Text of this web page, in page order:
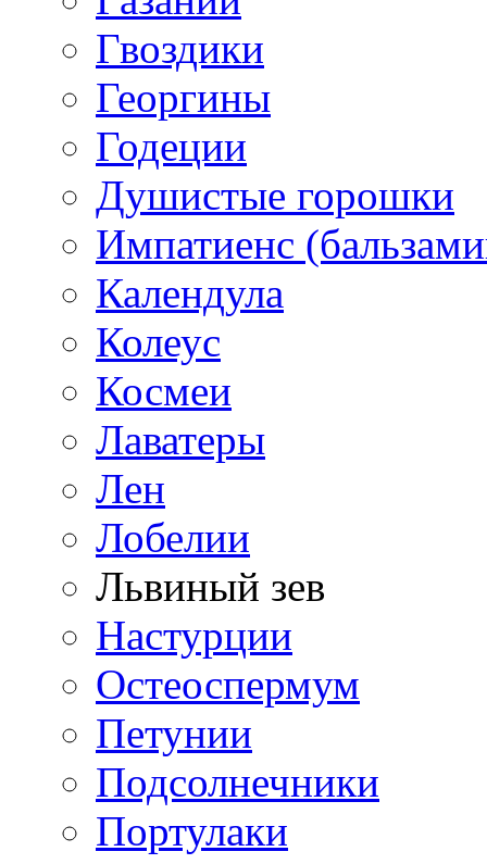
Гвоздики
Георгины
Годеции
Душистые горошки
Импатиенс
Календула
Колеус
Космеи
Лаватеры
Лен
Лобелии
Львиный зев
Настурции
Остеоспермум
Петунии
Подсолнечники
Портулаки